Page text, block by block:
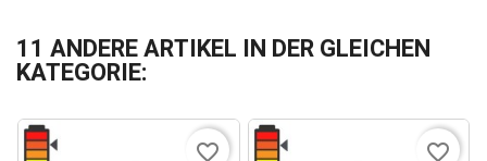
11 ANDERE ARTIKEL IN DER GLEICHEN
KATEGORIE:
favorite_border favorite_border